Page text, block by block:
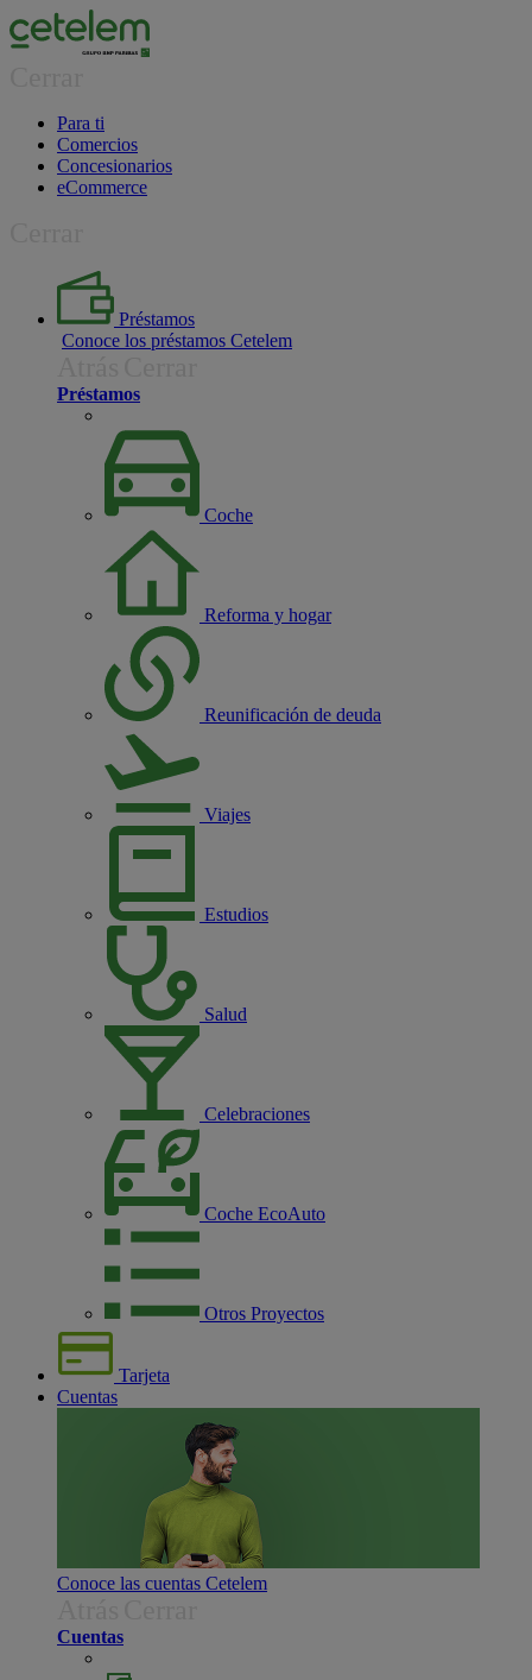
Para ti
Comercios
Concesionarios
eCommerce
Préstamos
Conoce los préstamos Cetelem
Préstamos
Coche
Reforma y hogar
Reunificación de deuda
Viajes
Estudios
Salud
Celebraciones
Coche EcoAuto
Otros Proyectos
Tarjeta
Cuentas
Conoce las cuentas Cetelem
Cuentas